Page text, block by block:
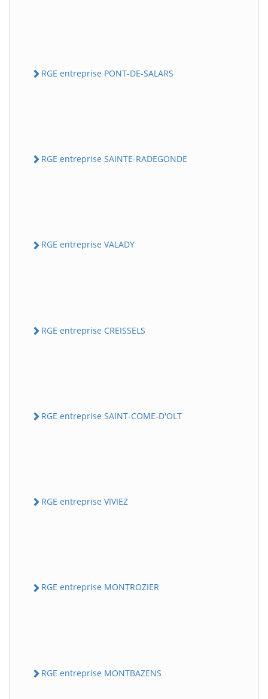
RGE entreprise PONT-DE-SALARS
RGE entreprise SAINTE-RADEGONDE
RGE entreprise VALADY
RGE entreprise CREISSELS
RGE entreprise SAINT-COME-D'OLT
RGE entreprise VIVIEZ
RGE entreprise MONTROZIER
RGE entreprise MONTBAZENS